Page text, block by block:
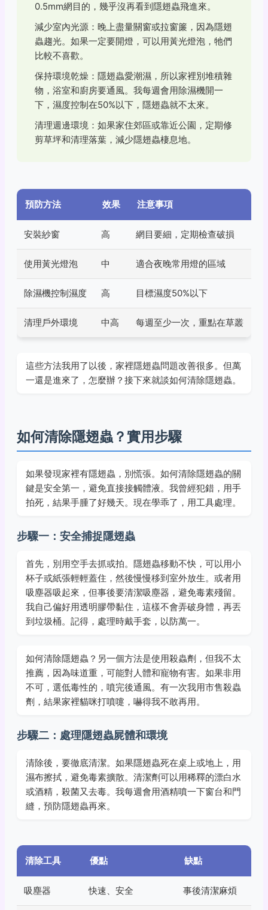
0.5mm網目的，幾乎沒再看到隱翅蟲飛進來。
減少室內光源：晚上盡量關窗或拉窗簾，因為隱翅
蟲趨光。如果一定要開燈，可以用黃光燈泡，牠們
比較不喜歡。
保持環境乾燥：隱翅蟲愛潮濕，所以家裡別堆積雜
物，浴室和廚房要通風。我每週會用除濕機開一
下，濕度控制在50%以下，隱翅蟲就不太來。
清理週邊環境：如果家住郊區或靠近公園，定期修
剪草坪和清理落葉，減少隱翅蟲棲息地。
預防方法 效果 注意事項
安裝紗窗 高 網目要細，定期檢查破損
使用黃光燈泡 中 適合夜晚常用燈的區域
除濕機控制濕度 高 目標濕度50%以下
清理戶外環境 中高 每週至少一次，重點在草叢
這些方法我用了以後，家裡隱翅蟲問題改善很多。但萬
一還是進來了，怎麼辦？接下來就談如何清除隱翅蟲。
如何清除隱翅蟲？實用步驟
如果發現家裡有隱翅蟲，別慌張。如何清除隱翅蟲的關
鍵是安全第一，避免直接接觸體液。我曾經犯錯，用手
拍死，結果手腫了好幾天。現在學乖了，用工具處理。
步驟一：安全捕捉隱翅蟲
首先，別用空手去抓或拍。隱翅蟲移動不快，可以用小
杯子或紙張輕輕蓋住，然後慢慢移到室外放生。或者用
吸塵器吸起來，但事後要清潔吸塵器，避免毒素殘留。
我自己偏好用透明膠帶黏住，這樣不會弄破身體，再丟
到垃圾桶。記得，處理時戴手套，以防萬一。
如何清除隱翅蟲？另一個方法是使用殺蟲劑，但我不太
推薦，因為味道重，可能對人體和寵物有害。如果非用
不可，選低毒性的，噴完後通風。有一次我用市售殺蟲
劑，結果家裡貓咪打噴嚏，嚇得我不敢再用。
步驟二：處理隱翅蟲屍體和環境
清除後，要徹底清潔。如果隱翅蟲死在桌上或地上，用
濕布擦拭，避免毒素擴散。清潔劑可以用稀釋的漂白水
或酒精，殺菌又去毒。我每週會用酒精噴一下窗台和門
縫，預防隱翅蟲再來。
清除工具 優點 缺點
吸塵器 快速、安全 事後清潔麻煩